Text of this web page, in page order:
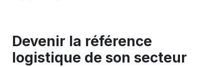
Devenir la référence
logistique de son secteur